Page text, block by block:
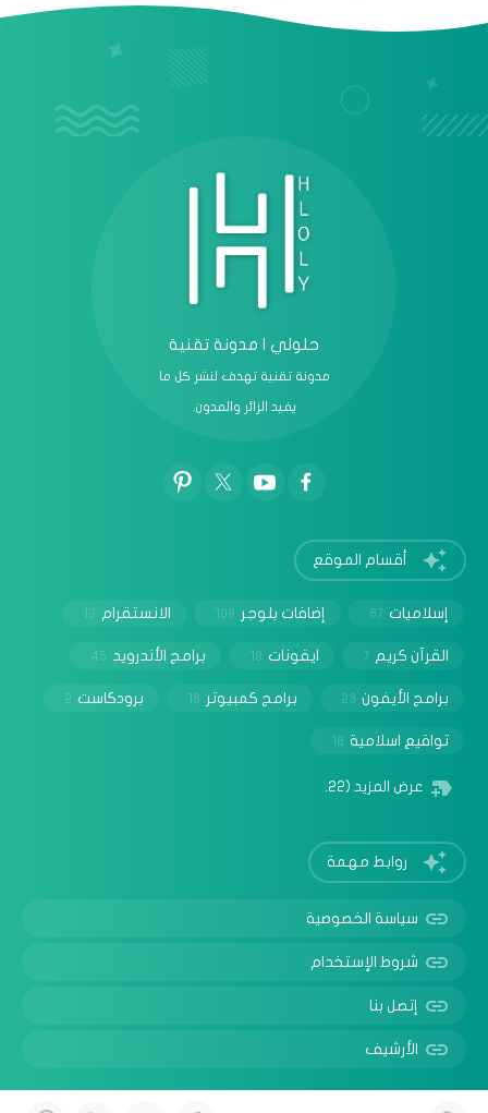
حلولي | مدونة تقنية
مدونة تقنية تهدف لنشر كل ما
يفيد الزائر والمدون.
أقسام الموقع
إسلاميات 67 إضافات بلوجر 108 الانستقرام 13
القرآن كريم 7 ايقونات 18 برامج الأندرويد 45
برامج الأيفون 23 برامج كمبيوتر 18 برودكاست 2
تواقيع اسلامية 18
عرض المزيد (22)
روابط مهمة
سياسة الخصوصية
شروط الإستخدام
إتصل بنا
الأرشيف